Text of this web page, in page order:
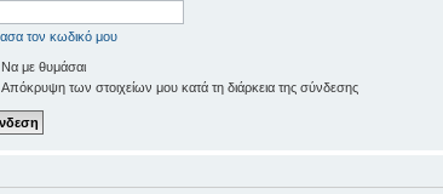
τον κωδικό μου
Να με θυμάσαι
Απόκρυψη των στοιχείων μου κατά τη διάρκεια της σύνδεσης